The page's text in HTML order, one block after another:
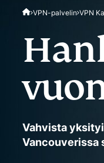
VPN-palvelin VPN
Vahvista
Vancouverissa